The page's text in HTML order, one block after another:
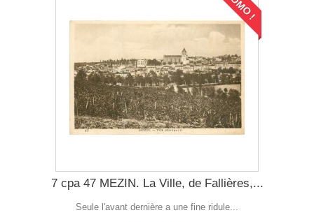
7 cpa 47 MEZIN. La Ville, de Fallières,...
Seule l'avant dernière a une fine ridule...